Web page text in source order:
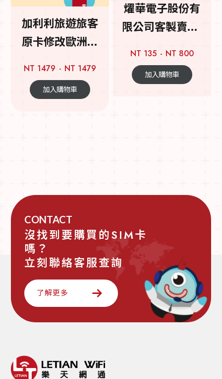
加利利旅遊旅客
原卡修改歐洲吃
NT 1479 NT 1479
加入購物車
燿華電子股份有
限公司客製賣場-
卡
NT 135 NT 800
加入購物車
CONTACT
沒找到要購買的SIM卡
嗎？
立刻聯絡客服查詢
了解更多